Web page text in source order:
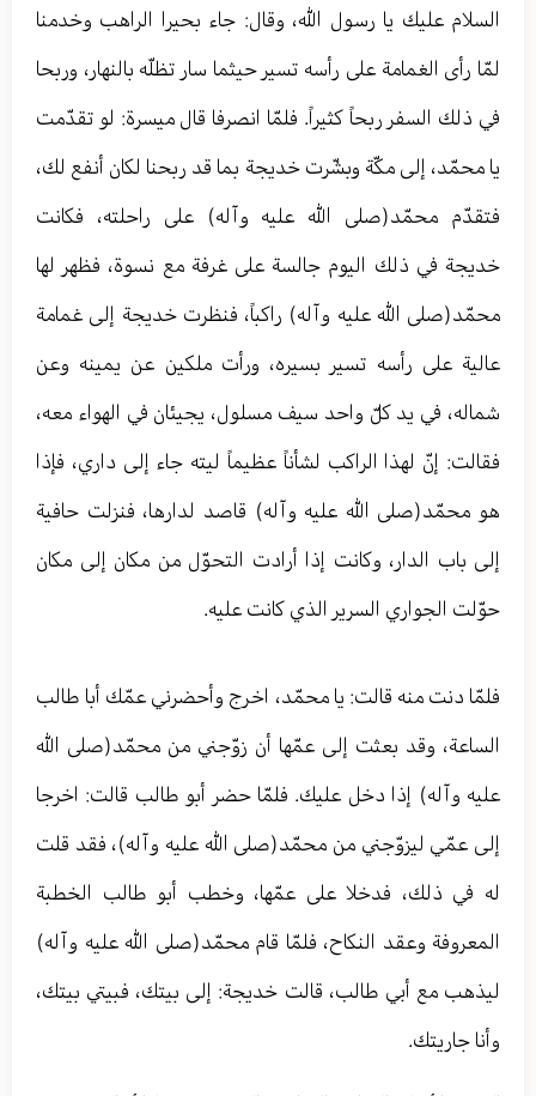
السلام عليك يا رسول الله، وقال: جاء بحيرا الراهب وخدمنا
لمّا رأى الغمامة على رأسه تسير حيثما سار تظلّه بالنهار، وربحا
في ذلك السفر ربحاً كثيراً. فلمّا انصرفا قال ميسرة: لو تقدّمت
يا محمّد، إلى مكّة وبشّرت خديجة بما قد ربحنا لكان أنفع لك،
فتقدّم محمّد(صلى الله عليه وآله) على راحلته، فكانت
خديجة في ذلك اليوم جالسة على غرفة مع نسوة، فظهر لها
محمّد(صلى الله عليه وآله) راكباً، فنظرت خديجة إلى غمامة
عالية على رأسه تسير بسيره، ورأت ملكين عن يمينه وعن
شماله، في يد كلّ واحد سيف مسلول، يجيئان في الهواء معه،
فقالت: إنّ لهذا الراكب لشأناً عظيماً ليته جاء إلى داري، فإذا
هو محمّد(صلى الله عليه وآله) قاصد لدارها، فنزلت حافية
إلى باب الدار، وكانت إذا أرادت التحوّل من مكان إلى مكان
حوّلت الجواري السرير الذي كانت عليه.
فلمّا دنت منه قالت: يا محمّد، اخرج وأحضرني عمّك أبا طالب
الساعة، وقد بعثت إلى عمّها أن زوّجني من محمّد(صلى الله
عليه وآله) إذا دخل عليك. فلمّا حضر أبو طالب قالت: اخرجا
إلى عمّي ليزوّجني من محمّد(صلى الله عليه وآله)، فقد قلت
له في ذلك، فدخلا على عمّها، وخطب أبو طالب الخطبة
المعروفة وعقد النكاح، فلمّا قام محمّد(صلى الله عليه وآله)
ليذهب مع أبي طالب، قالت خديجة: إلى بيتك، فبيتي بيتك،
وأنا جاريتك.